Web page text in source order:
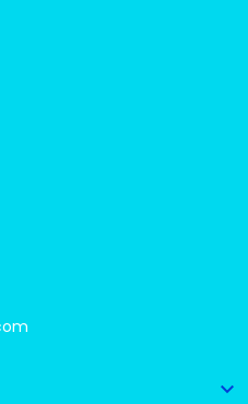
